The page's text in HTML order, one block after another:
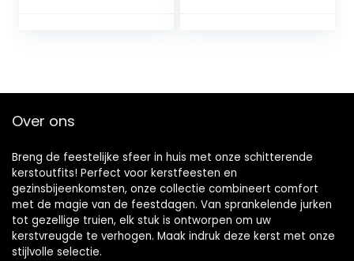
Props
Over ons
Breng de feestelijke sfeer in huis met onze schitterende
kerstoutfits! Perfect voor kerstfeesten en
gezinsbijeenkomsten, onze collectie combineert comfort
met de magie van de feestdagen. Van sprankelende jurken
tot gezellige truien, elk stuk is ontworpen om uw
kerstvreugde te verhogen. Maak indruk deze kerst met onze
stijlvolle selectie.